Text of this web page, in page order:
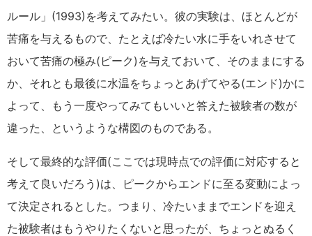
ルール」(1993)を考えてみたい。彼の実験は、ほとんどが
苦痛を与えるもので、たとえば冷たい水に手をいれさせて
おいて苦痛の極み(ピーク)を与えておいて、そのままにする
か、それとも最後に水温をちょっとあげてやる(エンド)かに
よって、もう一度やってみてもいいと答えた被験者の数が
違った、というような構図のものである。
そして最終的な評価(ここでは現時点での評価に対応すると
考えて良いだろう)は、ピークからエンドに至る変動によっ
て決定されるとした。つまり、冷たいままでエンドを迎え
た被験者はもうやりたくないと思ったが、ちょっとぬるく